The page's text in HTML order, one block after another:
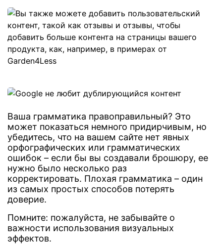
Ваша грамматика правоправильный? Это
может показаться немного придирчивым, но
убедитесь, что на вашем сайте нет явных
орфографических или грамматических
ошибок – если бы вы создавали брошюру, ее
нужно было несколько раз
корректировать. Плохая грамматика – один
из самых простых способов потерять
доверие.
Помните: пожалуйста, не забывайте о
важности использования визуальных
эффектов.